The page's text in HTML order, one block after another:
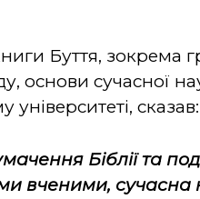
Буття, зокрема
основи сучасної
сказав:
Біблії та
вченими, сучасна